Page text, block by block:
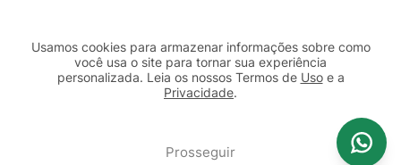
Usamos cookies para armazenar informações sobre como
você usa o site para tornar sua experiência
personalizada. Leia os nossos Termos de Usoe a
Privacidade.
Prosseguir